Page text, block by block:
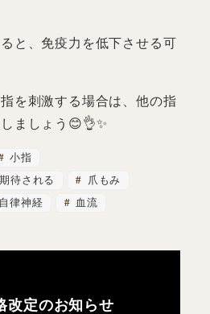
と、免疫力を低下させる可
を刺激する場合は、他の指
ましょう😊👌✨
小指
待される
爪もみ
自律神経 血流
改定のお知らせ